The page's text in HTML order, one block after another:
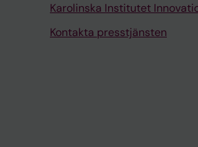
Karolinska Institutet
Kontakta presstjänsten